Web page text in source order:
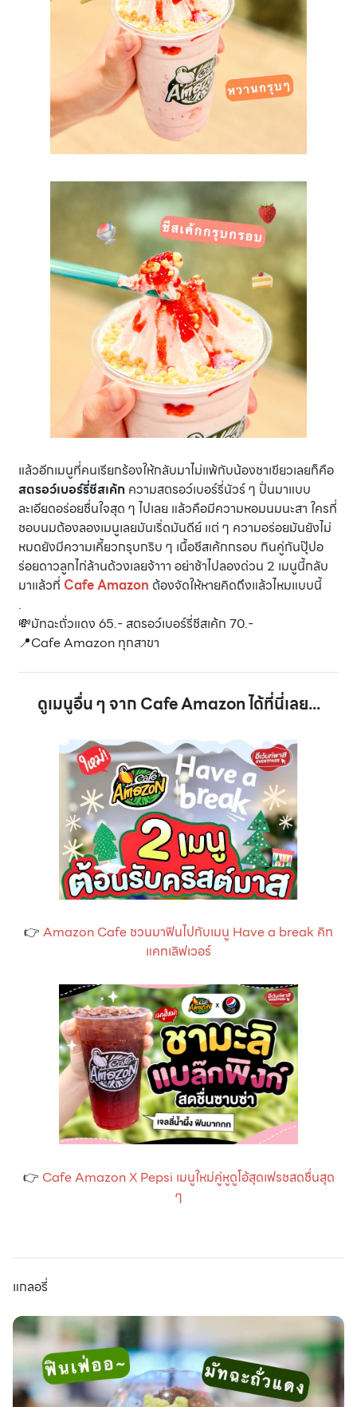
แล้วอีกเมนูที่คนเรียกร้องให้กลับมาไม่แพ้กับน้องชาเขียวเลยก็คือ
สตรอว์เบอร์รี่ชีสเค้ก ความสตรอว์เบอร์รี่นัวร์ ๆ ปั่นมาแบบ
ละเอียดอร่อยชื่นใจสุด ๆ ไปเลย แล้วคือมีความหอมนมนะสา ใครที่
ชอบนมต้องลองเมนูเลยมันเริ่ดมันดีย์ แต่ ๆ ความอร่อยมันยังไม่
หมดยังมีความเคี้ยวกรุบกริบ ๆ เนื้อชีสเค้กกรอบ กินคู่กันปุ๊ปอ
ร่อยดาวลูกไก่ล้านด้วงเลยจ้าาา อย่าช้าไปลองด่วน 2 เมนูนี้กลับ
มาแล้วที่ Cafe Amazon ต้องจัดให้หายคิดถึงแล้วไหมแบบนี้
.
💸มัทฉะถั่วแดง 65.- สตรอว์เบอร์รี่ชีสเค้ก 70.-
📍Cafe Amazon ทุกสาขา
ดูเมนูอื่น ๆ จาก Cafe Amazon ได้ที่นี่เลย...
👉 Amazon Cafe ชวนมาฟินไปกับเมนู Have a break คิท
แคทเลิฟเวอร์
👉 Cafe Amazon X Pepsi เมนูใหม่คู่หูดูโอ้สุดเฟรชสดชื่นสุด
ๆ
แกลอรี่